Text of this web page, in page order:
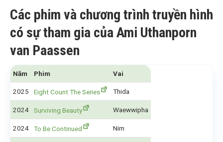
Các phim và chương trình truyền hình
có sự tham gia của Ami Uthanporn
van Paassen
Năm Phim Vai
2025 Eight Count The Series Thida
2024 Surviving Beauty Waewwipha
2024 To Be Continued Nim